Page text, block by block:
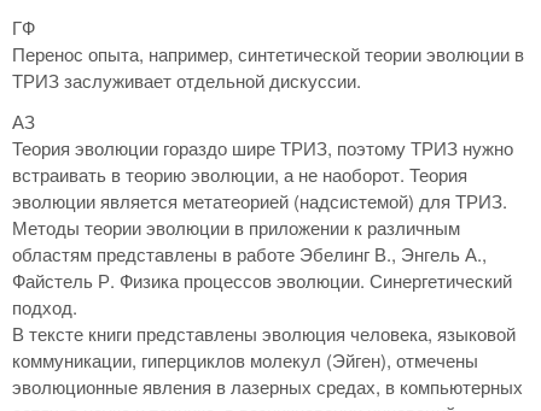
ГФ
Перенос опыта, например, синтетической теории эволюции в
ТРИЗ заслуживает отдельной дискуссии.
АЗ
Теория эволюции гораздо шире ТРИЗ, поэтому ТРИЗ нужно
встраивать в теорию эволюции, а не наоборот. Теория
эволюции является метатеорией (надсистемой) для ТРИЗ.
Методы теории эволюции в приложении к различным
областям представлены в работе Эбелинг В., Энгель А.,
Файстель Р. Физика процессов эволюции. Синергетический
подход.
В тексте книги представлены эволюция человека, языковой
коммуникации, гиперциклов молекул (Эйген), отмечены
эволюционные явления в лазерных средах, в компьютерных